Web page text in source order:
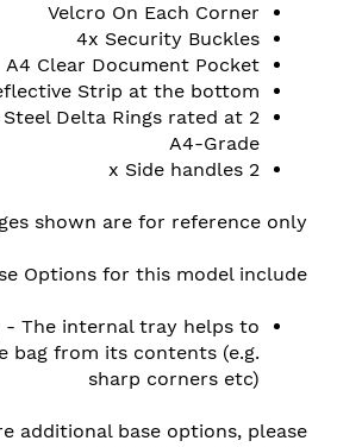
Velcro On Each Corner
4x Security Buckles
A4 Clear Document Pocket
Strip at the bottom
Steel Delta Rings rated at
A4-Grade
2 x Side handles
shown are for reference only.
Options for this model include:
- The internal tray helps to
bag from its contents (e.g.
sharp corners etc)
additional base options, please